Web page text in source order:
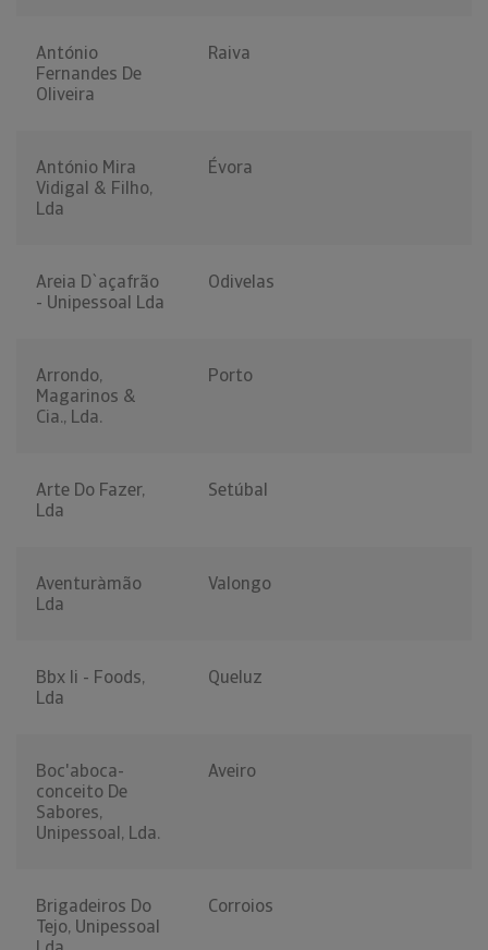
António
Fernandes De
Oliveira
Raiva
António Mira
Vidigal & Filho,
Lda
Évora
Areia D`açafrão
- Unipessoal Lda
Odivelas
Arrondo,
Magarinos &
Cia., Lda.
Porto
Arte Do Fazer,
Lda
Setúbal
Aventuràmão
Lda
Valongo
Bbx Ii - Foods,
Lda
Queluz
Boc'aboca-
conceito De
Sabores,
Unipessoal, Lda.
Aveiro
Brigadeiros Do
Tejo, Unipessoal
Corroios